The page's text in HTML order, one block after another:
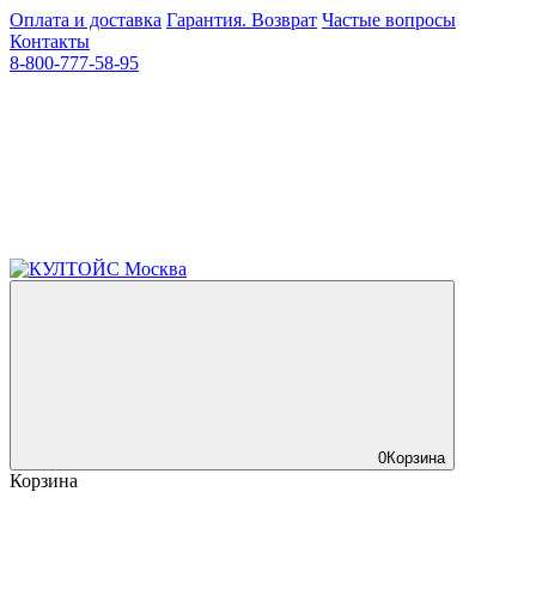
Оплата и доставка Гарантия. Возврат Частые вопросы
Контакты
8-800-777-58-95
0Корзина
Корзина